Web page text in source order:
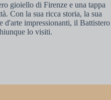
gioiello di Firenze e una tappa
Con la sua ricca storia, la sua
d'arte impressionanti, il Battistero
lo visiti.